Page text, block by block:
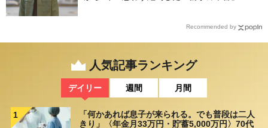
Recommended by
人気記事ランキング
デイリー 週間 月間
1
「何かあれば息子が来られる。でも普段は二人
きり」〈年金月33万円・貯蓄5,000万円〉70代